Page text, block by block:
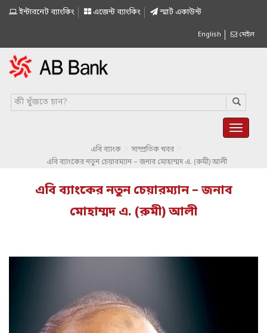
ইন্টারনেট ব্যাংকিং এজেন্ট ব্যাংকিং স্মাৰ্ট একাউন্ট
English মেইল
এবি ব্যাংক সাম্প্রতিক খবর
এবি ব্যাংকের নতুন চেয়ারম্যান – জনাব মোহাম্মদ এ. (রুমী) আলী
এবি ব্যাংকের নতুন চেয়ারম্যান – জনাব
মোহাম্মদ এ. (রুমী) আলী